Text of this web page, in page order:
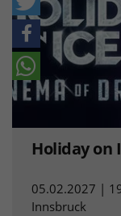
Holiday on
05.02.2027 |
Innsbruck